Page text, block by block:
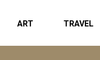
ART TRAVEL